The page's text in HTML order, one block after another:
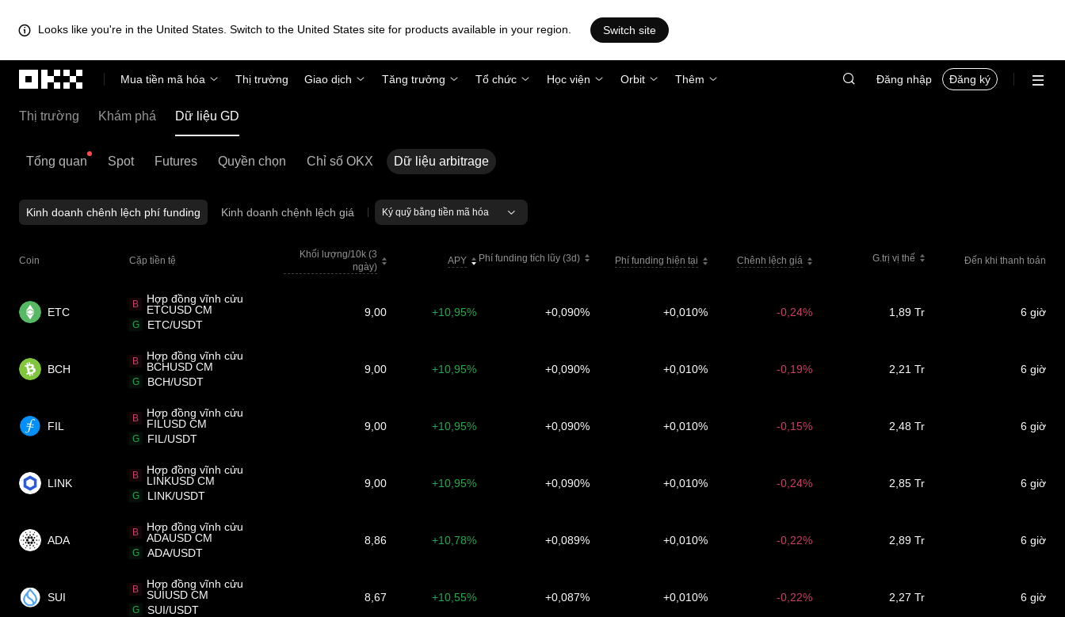
Looks like you're in the United States. Switch to the United States site for products available in your region. Switch site
Mua tiền mã hóa
Thị trường Giao dịch Tăng trưởng Tổ chức Học viện Orbit Thêm Đăng nhập Đăng ký
Thị trường Khám phá Dữ liệu GD
Tổng quan Spot Futures Quyền chọn Chỉ số OKX Dữ liệu arbitrage
Kinh doanh chênh lệch phí funding Kinh doanh chệnh lệch giá
Coin Cặp tiền tệ
Khối lượng/10k (3
ngày)
APY Phí funding tích lũy (3d) Phí funding hiện tại Chênh lệch giá G.trị vị thế Đến khi thanh toán
ETC
B
Hợp đồng vĩnh cửu
ETCUSD CM
G ETC/USDT
9,00 +10,95% +0,090% +0,010% -0,24% 1,89 Tr 6 giờ
BCH
B
Hợp đồng vĩnh cửu
BCHUSD CM
G BCH/USDT
9,00 +10,95% +0,090% +0,010% -0,19% 2,21 Tr 6 giờ
FIL
B
Hợp đồng vĩnh cửu
FILUSD CM
G FIL/USDT
9,00 +10,95% +0,090% +0,010% -0,15% 2,48 Tr 6 giờ
LINK
B
Hợp đồng vĩnh cửu
LINKUSD CM
G LINK/USDT
9,00 +10,95% +0,090% +0,010% -0,24% 2,85 Tr 6 giờ
ADA
B
Hợp đồng vĩnh cửu
ADAUSD CM
G ADA/USDT
8,86 +10,78% +0,089% +0,010% -0,22% 2,89 Tr 6 giờ
SUI
B
Hợp đồng vĩnh cửu
SUIUSD CM
G SUI/USDT
8,67 +10,55% +0,087% +0,010% -0,22% 2,27 Tr 6 giờ